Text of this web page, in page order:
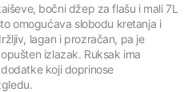
bočni džep za flašu i mali 7L
omogućava slobodu kretanja i
lagan i prozračan, pa je
izlazak. Ruksak ima
koji doprinose